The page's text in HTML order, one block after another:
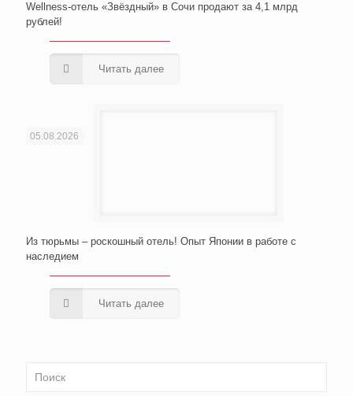
Wellness-отель «Звёздный» в Сочи продают за 4,1 млрд
рублей!
Читать далее
05.08.2026
Из тюрьмы – роскошный отель! Опыт Японии в работе с
наследием
Читать далее